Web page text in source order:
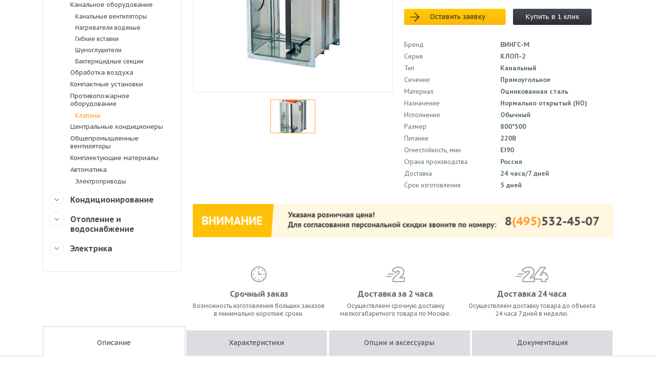
Электрика
Канальное оборудование
Канальные вентиляторы
Нагреватели водяные
Гибкие вставки
Шумоглушители
Бактерицидные секции
Обработка воздуха
Компактные установки
Противопожарное
оборудование
Клапаны
Центральные кондиционеры
Общепромышленные
вентиляторы
Комплектующие материалы
Автоматика
Электроприводы
Кондиционирование
Отопление и
водоснабжение
Электрика
Оставить заявку Купить в 1 клик
Бренд
ВИНГС-М
Серия
КЛОП-2
Тип
Канальный
Сечение
Прямоугольное
Материал
Оцинкованная сталь
Назначение
Нормально открытый (НО)
Исполнение
Обычный
Размер
800*500
Питание
220В
Огнестойкость, мин
EI90
Страна производства
Россия
Доставка
24 часа/7 дней
Срок изготовления
5 дней
Срочный заказ
Возможность изготовления больших заказов
в минимально короткие сроки.
Доставка за 2 часа
Осуществляем срочную доставку
мелкогабаритного товара по Москве.
Доставка 24 часа
Осуществляем доставку товара до объекта
24 часа 7 дней в неделю.
Описание Характеристики Опции и аксессуары Документация